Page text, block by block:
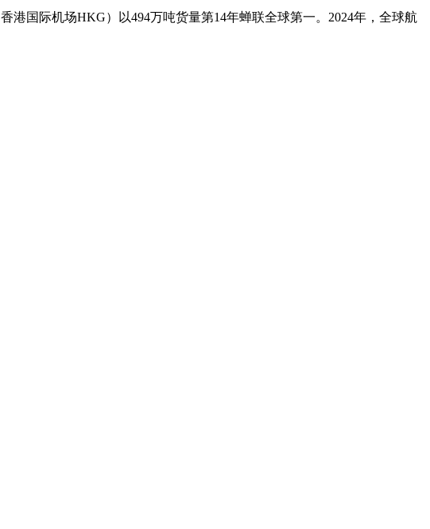
国际机场HKG）以494万吨货量第14年蝉联全球第一。2024年，全球航